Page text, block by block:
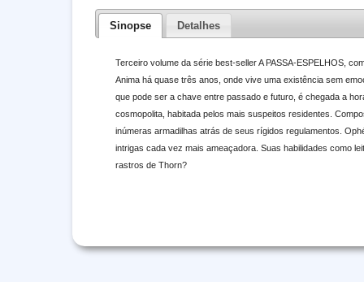
Sinopse Detalhes
Terceiro volume da série best-seller A PASSA-ESPELHOS,
Anima há quase três anos, onde vive uma existência sem
que pode ser a chave entre passado e futuro, é chegada a
cosmopolita, habitada pelos mais suspeitos residentes.
inúmeras armadilhas atrás de seus rígidos regulamentos.
intrigas cada vez mais ameaçadora. Suas habilidades como
rastros de Thorn?